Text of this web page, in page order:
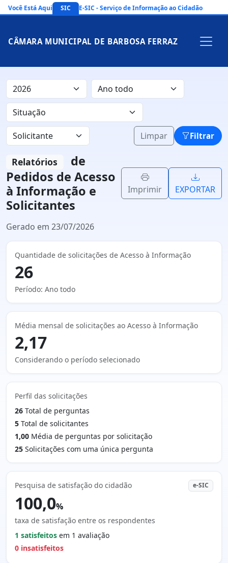
Você Está Aqui SIC E-SIC - Serviço de Informação ao Cidadão
CÂMARA MUNICIPAL DE BARBOSA FERRAZ
Limpar Filtrar
Relatórios
de
Pedidos de Acesso
à Informação e
Solicitantes
Imprimir EXPORTAR
Gerado em 23/07/2026
Quantidade de solicitações de Acesso à Informação
26
Período: Ano todo
Média mensal de solicitações ao Acesso à Informação
2,17
Considerando o período selecionado
Perfil das solicitações
26 Total de perguntas
5 Total de solicitantes
1,00 Média de perguntas por solicitação
25 Solicitações com uma única pergunta
Pesquisa de satisfação do cidadão e-SIC
100,0%
taxa de satisfação entre os respondentes
1 satisfeitos em 1 avaliação
0 insatisfeitos